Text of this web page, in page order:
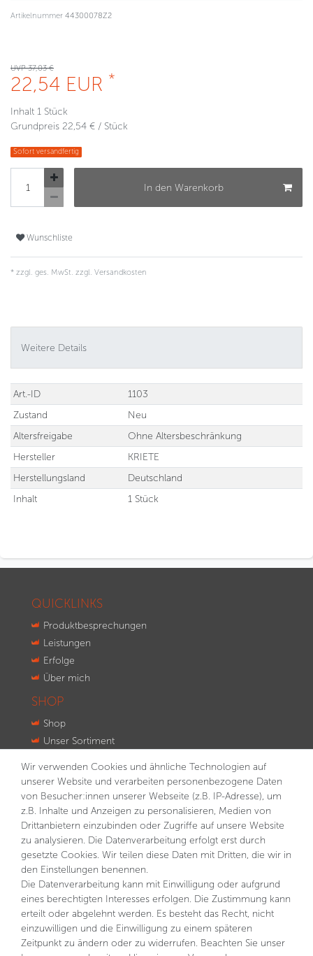
Artikelnummer 44300078Z2
UVP 37,03 €
22,54 EUR *
Inhalt 1 Stück
Grundpreis 22,54 € / Stück
Sofort versandfertig
In den Warenkorb
Wunschliste
* zzgl. ges. MwSt. zzgl. Versandkosten
Weitere Details
Technisches
Merkmal
Wert
Art.-ID
1103
Zustand
Neu
Altersfreigabe
Ohne Altersbeschränkung
Hersteller
KRIETE
Herstellungsland
Deutschland
Inhalt
1 Stück
QUICKLINKS
Produktbesprechungen
Leistungen
Erfolge
Über mich
SHOP
Shop
Unser Sortiment
Kontakt
NEWSLETTER
VORNAME NACHNAME
Hiermit bestätige ich, dass ich die Daten­schutz­erklärung
gelesen habe. Meine Einwilligung kann ich jederzeit
widerrufen.**
Abonnieren
Wir verwenden Cookies und ähnliche Technologien auf
unserer Website und verarbeiten personenbezogene Daten
von Besucher:innen unserer Webseite (z.B. IP-Adresse), um
z.B. Inhalte und Anzeigen zu personalisieren, Medien von
Drittanbietern einzubinden oder Zugriffe auf unsere Website
zu analysieren. Die Datenverarbeitung erfolgt erst durch
gesetzte Cookies. Wir teilen diese Daten mit Dritten, die wir in
den Einstellungen benennen.
Die Datenverarbeitung kann mit Einwilligung oder aufgrund
eines berechtigten Interesses erfolgen. Die Zustimmung kann
erteilt oder abgelehnt werden. Es besteht das Recht, nicht
einzuwilligen und die Einwilligung zu einem späteren
Zeitpunkt zu ändern oder zu widerrufen. Beachten Sie unser